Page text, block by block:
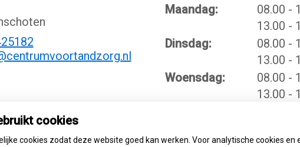
Maandag: 08.00 -
13.00 -
Dinsdag:
08.00 -
13.00 -
Woensdag:
08.00 -
13.00 -
cookies
cookies zodat deze website goed kan werken. Voor analytische cookies